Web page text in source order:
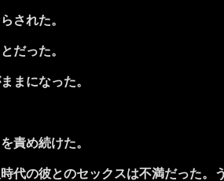
された。
だった。
まになった。
責め続けた。
の彼とのセックスは不満だった。